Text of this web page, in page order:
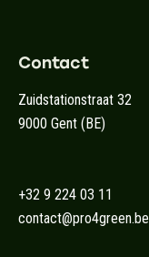
Contact
Zuidstationstraat 32
9000 Gent (BE)
+32 9 224 03 11
contact@pro4green.be